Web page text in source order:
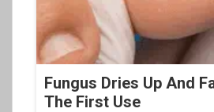
Fungus Dries Up And
The First Use